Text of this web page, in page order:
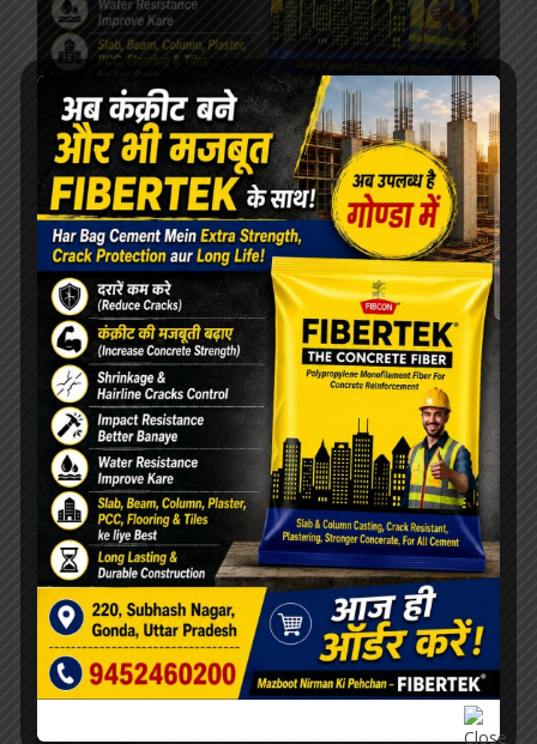
[covid-data]
खेल
ओरिएंटेशन डे का भब्य आयोजन, छात्राओं को
महाविद्यालय से कराया गया परिचित
सफाईकर्मियों की समस्याओं को लेकर डीपीआरओ से मिले
जिलाध्यक्ष, निराकरण का मिला आश्वासन